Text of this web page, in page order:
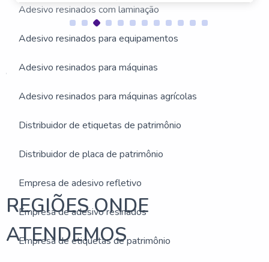
Adesivo resinados com laminação
Adesivo resinados para equipamentos
Adesivo resinados para máquinas
Adesivo resinados para máquinas agrícolas
Distribuidor de etiquetas de patrimônio
Distribuidor de placa de patrimônio
Empresa de adesivo refletivo
Empresa de adesivo resinados
Empresa de etiquetas de patrimônio
e disponível livremente na internet
Buscas relacionadas:
Fornecedor de plaquinha de patrimônio
Adesivo para máquinas alimentícias
REGIÕES ONDE
ATENDEMOS